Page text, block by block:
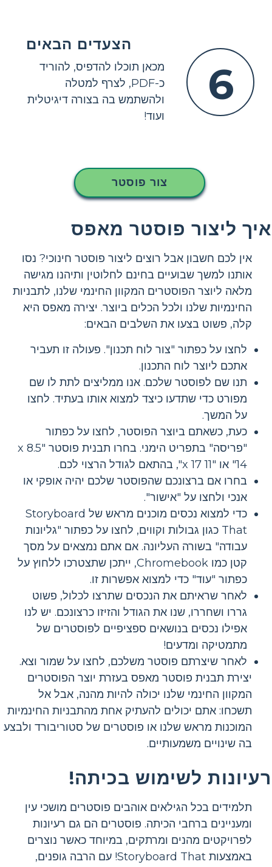
6
הצעדים הבאים
מכאן תוכלו להדפיס, להוריד
כ-PDF, לצרף למטלה
ולהשתמש בה בצורה דיגיטלית
ועוד!
צור פוסטר
איך ליצור פוסטר מאפס
אין לכם חשבון אבל רוצים ליצור פוסטר חינוכי? נסו
אותנו למשך שבועיים בחינם לחלוטין ותיהנו מגישה
מלאה ליוצר הפוסטרים המקוון החינמי שלנו, לתבניות
החינמיות שלנו ולכל הכלים ביוצר. יצירה מאפס היא
קלה, פשוט בצעו את השלבים הבאים:
לחצו על כפתור "צור לוח תכנון". פעולה זו תעביר
אתכם ליוצר לוח התכנון.
תנו שם לפוסטר שלכם. אנו ממליצים לתת לו שם
מפורט כדי שתדעו כיצד למצוא אותו בעתיד. לחצו
על המשך.
כעת, כשאתם ביוצר הפוסטר, לחצו על כפתור
"פריסה" בתפריט הימני. בחרו תבנית פוסטר "8.5 x
14" או "11 x 17", בהתאם לגודל הרצוי לכם.
בחרו אם ברצונכם שהפוסטר שלכם יהיה אופקי או
אנכי ולחצו על "אישור".
כדי למצוא נכסים מוכנים מראש של Storyboard
That כגון גבולות וקווים, לחצו על כפתור "גליונות
עבודה" בשורה העליונה. אם אתם נמצאים על מסך
קטן כמו Chromebook, ייתכן שתצטרכו ללחוץ על
כפתור "עוד" כדי למצוא אפשרות זו.
לאחר שראיתם את הנכסים שתרצו לכלול, פשוט
גררו ושחררו, שנו את הגודל והזיזו כרצונכם. יש לנו
אפילו נכסים בנושאים ספציפיים לפוסטרים של
מתמטיקה ומדעים!
לאחר שיצרתם פוסטר משלכם, לחצו על שמור וצא.
יצירת תבנית פוסטר מאפס בעזרת יוצר הפוסטרים
המקוון החינמי שלנו יכולה להיות מהנה, אבל אל
תשכחו: אתם יכולים להעתיק אחת מהתבניות החינמיות
המוכנות מראש שלנו או פוסטרים של סטוריבורד ולבצע
בה שינויים משמעותיים.
רעיונות לשימוש בכיתה!
תלמידים בכל הגילאים אוהבים פוסטרים מושכי עין
ומעניינים ברחבי הכיתה. פוסטרים הם גם רעיונות
לפרויקטים מהנים ומרתקים, במיוחד כאשר נוצרים
באמצעות Storyboard That! עם הרבה גופנים,